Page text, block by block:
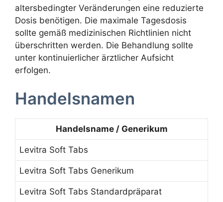
altersbedingter Veränderungen eine reduzierte
Dosis benötigen. Die maximale Tagesdosis
sollte gemäß medizinischen Richtlinien nicht
überschritten werden. Die Behandlung sollte
unter kontinuierlicher ärztlicher Aufsicht
erfolgen.
Handelsnamen
Handelsname / Generikum
Levitra Soft Tabs
Levitra Soft Tabs Generikum
Levitra Soft Tabs Standardpräparat